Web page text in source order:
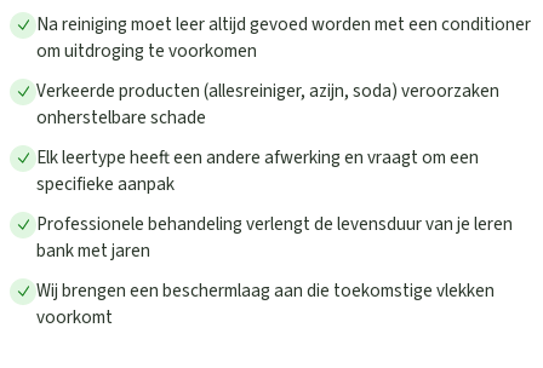
Na reiniging moet leer altijd gevoed worden met een conditioner
om uitdroging te voorkomen
Verkeerde producten (allesreiniger, azijn, soda) veroorzaken
onherstelbare schade
Elk leertype heeft een andere afwerking en vraagt om een
specifieke aanpak
Professionele behandeling verlengt de levensduur van je leren
bank met jaren
Wij brengen een beschermlaag aan die toekomstige vlekken
voorkomt